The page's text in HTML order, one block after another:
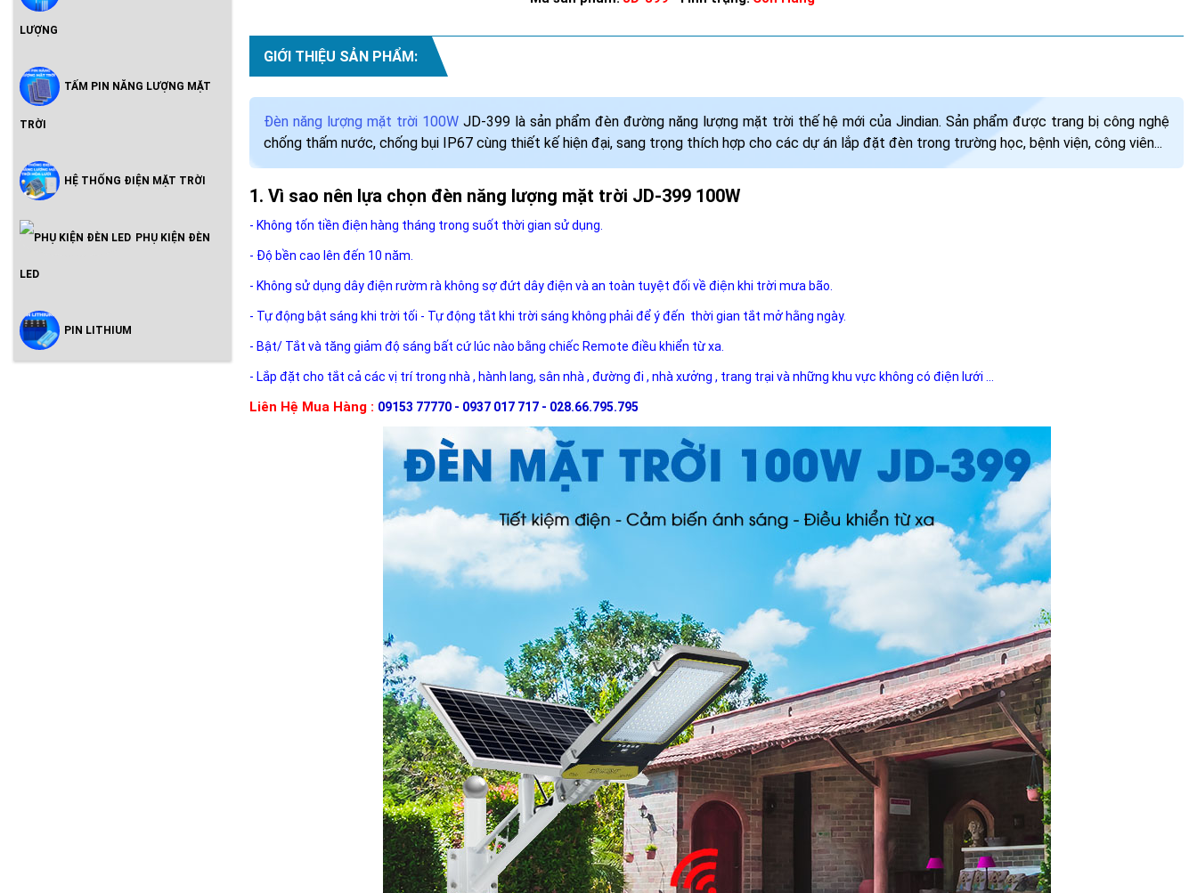
LƯỢNG
TẤM PIN NĂNG LƯỢNG MẶT
TRỜI
HỆ THỐNG ĐIỆN MẶT TRỜI
Inveter Hòa Lưới Có Lưu Trữ -
PHỤ KIỆN ĐÈN
LED
PIN LITHIUM
GIỚI THIỆU SẢN PHẨM:
Đèn năng lượng mặt trời 100W JD-399 là sản phẩm đèn đường năng lượng mặt trời thế hệ mới của Jindian. Sản phẩm được trang bị công nghệ
chống thấm nước, chống bụi IP67 cùng thiết kế hiện đại, sang trọng thích hợp cho các dự án lắp đặt đèn trong trường học, bệnh viện, công viên...
Vì sao nên lựa chọn đèn năng lượng mặt trời JD-399 100W
- Không tốn tiền điện hàng tháng trong suốt thời gian sử dụng.
- Độ bền cao lên đến 10 năm.
- Không sử dụng dây điện rườm rà không sợ đứt dây điện và an toàn tuyệt đối về điện khi trời mưa bão.
- Tự động bật sáng khi trời tối - Tự động tắt khi trời sáng không phải để ý đến thời gian tắt mở hằng ngày.
- Bật/ Tắt và tăng giảm độ sáng bất cứ lúc nào bằng chiếc Remote điều khiển từ xa.
- Lắp đặt cho tắt cả các vị trí trong nhà , hành lang, sân nhà , đường đi , nhà xưởng , trang trại và những khu vực không có điện lưới ...
Liên Hệ Mua Hàng : 09153 77770 - 0937 017 717 - 028.66.795.795